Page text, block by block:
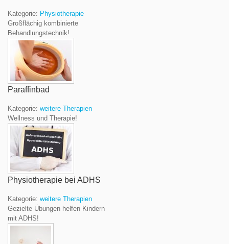
Kategorie: Physiotherapie
Großflächig kombinierte
Behandlungstechnik!
Paraffinbad
Kategorie: weitere Therapien
Wellness und Therapie!
Physiotherapie bei ADHS
Kategorie: weitere Therapien
Gezielte Übungen helfen Kindern
mit ADHS!